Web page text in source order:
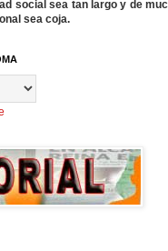
social sea tan largo y de
sea coja.